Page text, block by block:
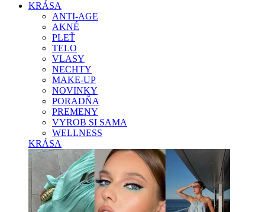
KRÁSA
ANTI-AGE
AKNÉ
PLEŤ
TELO
VLASY
NECHTY
MAKE-UP
NOVINKY
PORADŇA
PREMENY
VYROB SI SAMA
WELLNESS
KRÁSA